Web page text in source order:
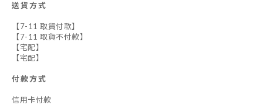
送貨方式
【7-11 取貨付款】
【7-11 取貨不付款】
【宅配】
【宅配】
付款方式
信用卡付款